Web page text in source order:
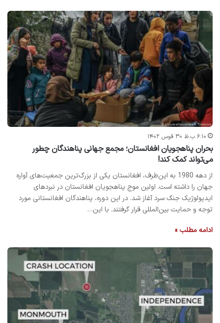
۶:۱۰ ب.ظ ۳۰ قوس ۱۴۰۲
بحران پناهجویان افغانستان؛ مجمع جهانی پناهندگان چطور
می‌تواند کمک کند!
از دهه 1980 به این‌طرف، افغانستان یکی از بزرگ‌ترین جمعیت‌های آواره
جهان را داشته است. اولین موج پناهجویان افغانستان در نبردهای
ایدیولوژیک جنگ سرد آغاز شد. در این دوره، پناهندگان افغانستانی مورد
توجه و حمایت بین‌المللی قرار گرفتند. با این…
ادامه مطلب »